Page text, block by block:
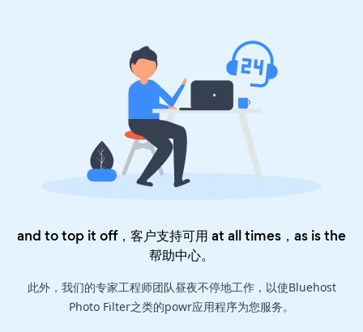
and to top it off，客户支持可用 at all times，as is the
帮助中心。
此外，我们的专家工程师团队昼夜不停地工作，以使Bluehost
Photo Filter之类的powr应用程序为您服务。